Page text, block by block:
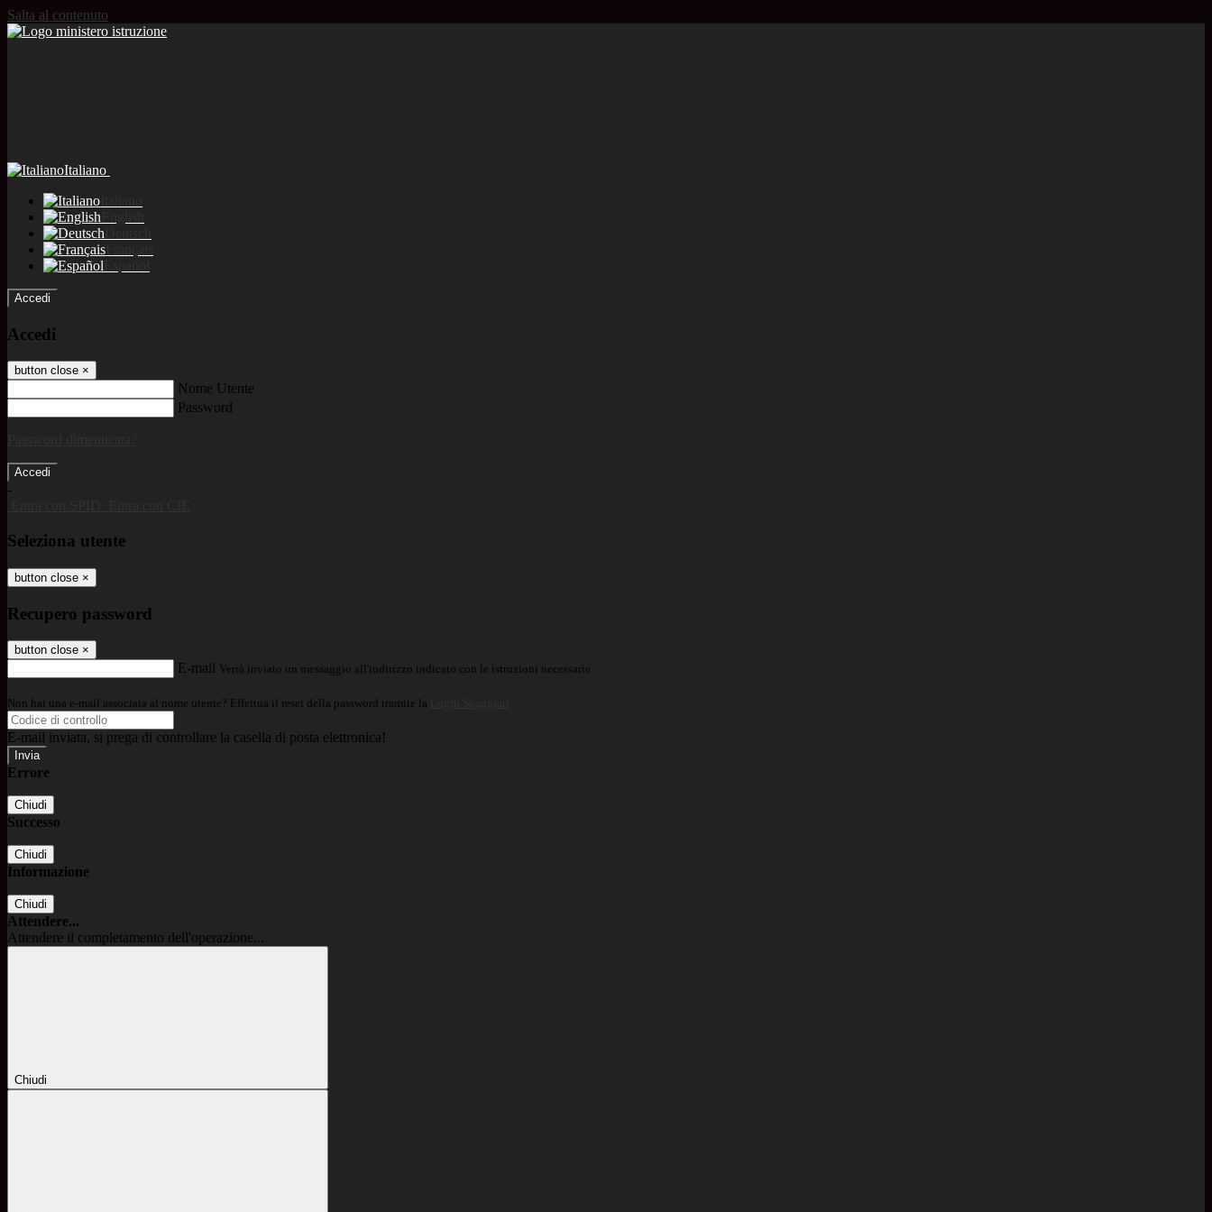
Salta al contenuto
Italiano
Accedi
Accedi
button close ×
Nome Utente
Password
-
Seleziona utente
button close ×
Recupero password
button close ×
E-mail Verrà inviato un messaggio all'indirizzo indicato con le istruzioni necessarie.
Non hai una e-mail associata al nome utente? Effettua il reset della password tramite la
E-mail inviata, si prega di controllare la casella di posta elettronica!
Errore
Chiudi
Successo
Chiudi
Informazione
Chiudi
Attendere...
Attendere il completamento dell'operazione...
Chiudi